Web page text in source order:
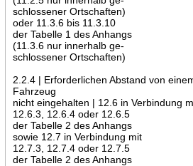
schlossener Ortschaften)
oder 11.3.6 bis 11.3.10
der Tabelle 1 des Anhangs
(11.3.6 nur innerhalb ge-
schlossener Ortschaften)
2.2.4 | Erforderlichen Abstand von
Fahrzeug
nicht eingehalten | 12.6 in Verbindung
12.6.3, 12.6.4 oder 12.6.5
der Tabelle 2 des Anhangs
sowie 12.7 in Verbindung mit
12.7.3, 12.7.4 oder 12.7.5
der Tabelle 2 des Anhangs